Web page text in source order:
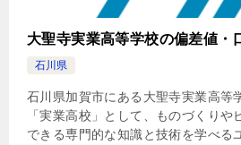
大聖寺実業高等学校の偏差値・
石川県
石川県加賀市にある大聖寺実業高等
「実業高校」として、ものづくりや
できる専門的な知識と技術を学べる